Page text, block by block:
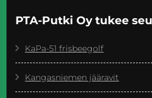
PTA-Putki Oy tukee
KaPa-51 frisbeegolf
Kangasniemen jääravit